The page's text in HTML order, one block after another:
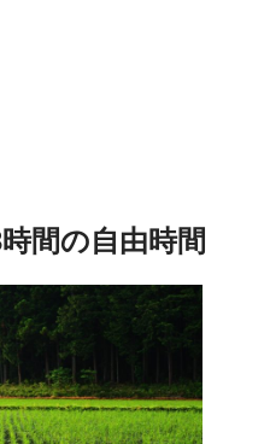
間の自由時間